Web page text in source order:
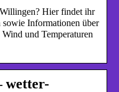
Hier findet ihr
sowie Informationen über
und Temperaturen
wetter-